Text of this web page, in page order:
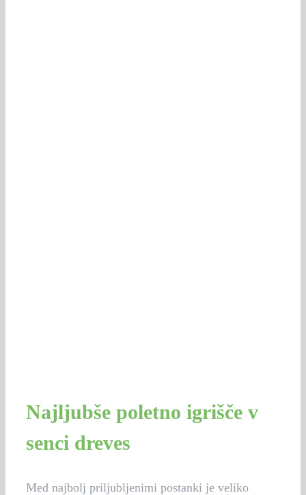
Najljubše poletno igrišče v
senci dreves
Med najbolj priljubljenimi postanki je veliko